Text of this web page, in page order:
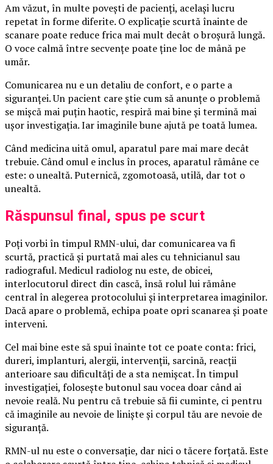
Am văzut, în multe povești de pacienți, același lucru
repetat în forme diferite. O explicație scurtă înainte de
scanare poate reduce frica mai mult decât o broșură lungă.
O voce calmă între secvențe poate ține loc de mână pe
umăr.
Comunicarea nu e un detaliu de confort, e o parte a
siguranței. Un pacient care știe cum să anunțe o problemă
se mișcă mai puțin haotic, respiră mai bine și termină mai
ușor investigația. Iar imaginile bune ajută pe toată lumea.
Când medicina uită omul, aparatul pare mai mare decât
trebuie. Când omul e inclus în proces, aparatul rămâne ce
este: o unealtă. Puternică, zgomotoasă, utilă, dar tot o
unealtă.
Răspunsul final, spus pe scurt
Poți vorbi în timpul RMN-ului, dar comunicarea va fi
scurtă, practică și purtată mai ales cu tehnicianul sau
radiograful. Medicul radiolog nu este, de obicei,
interlocutorul direct din cască, însă rolul lui rămâne
central în alegerea protocolului și interpretarea imaginilor.
Dacă apare o problemă, echipa poate opri scanarea și poate
interveni.
Cel mai bine este să spui înainte tot ce poate conta: frici,
dureri, implanturi, alergii, intervenții, sarcină, reacții
anterioare sau dificultăți de a sta nemișcat. În timpul
investigației, folosește butonul sau vocea doar când ai
nevoie reală. Nu pentru că trebuie să fii cuminte, ci pentru
că imaginile au nevoie de liniște și corpul tău are nevoie de
siguranță.
RMN-ul nu este o conversație, dar nici o tăcere forțată. Este